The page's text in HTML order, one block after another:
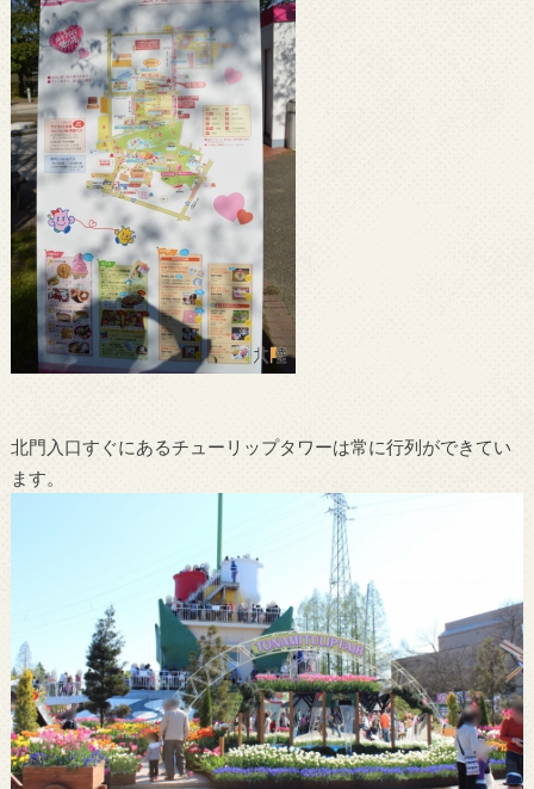
北門入口すぐにあるチューリップタワーは常に行列ができてい
ます。